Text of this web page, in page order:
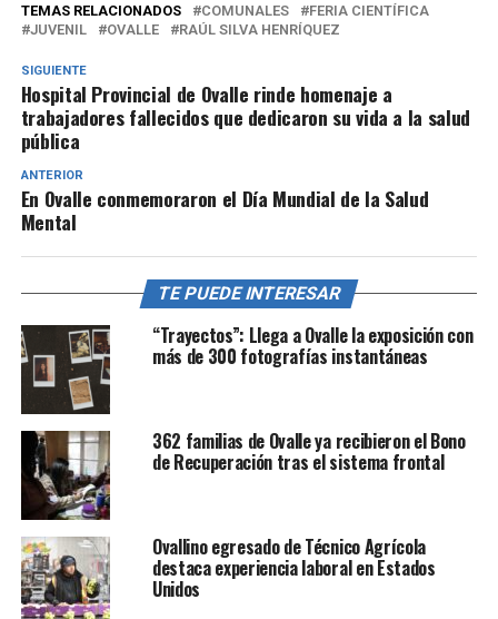
TEMAS RELACIONADOS COMUNALES
FERIA CIENTÍFICA
JUVENIL
OVALLE RAÚL SILVA HENRÍQUEZ
SIGUIENTE
Hospital Provincial de Ovalle rinde homenaje a
trabajadores fallecidos que dedicaron su vida a la salud
pública
ANTERIOR
En Ovalle conmemoraron el Día Mundial de la Salud
Mental
TE PUEDE INTERESAR
“Trayectos”: Llega a Ovalle la exposición con
más de 300 fotografías instantáneas
362 familias de Ovalle ya recibieron el Bono
de Recuperación tras el sistema frontal
Ovallino egresado de Técnico Agrícola
destaca experiencia laboral en Estados
Unidos